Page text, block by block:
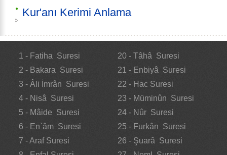
Kur'anı Kerimi Anlama
1 - Fatiha Suresi
2 - Bakara Suresi
3 - Âli İmrân Suresi
4 - Nisâ Suresi
5 - Mâide Suresi
6 - En`âm Suresi
7 - Araf Suresi
20 - Tâhâ Suresi
21 - Enbiyâ Suresi
22 - Hac Suresi
23 - Müminûn Suresi
24 - Nûr Suresi
25 - Furkân Suresi
26 - Şuarâ Suresi